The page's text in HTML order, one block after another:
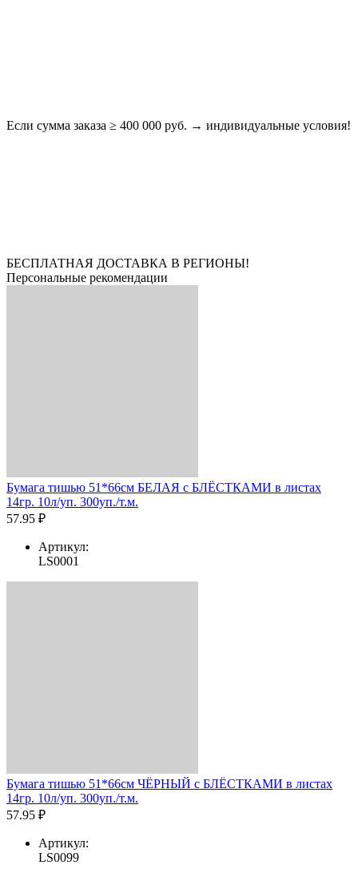
Если сумма заказа ≥ 400 000 руб. → индивидуальные условия!
БЕСПЛАТНАЯ ДОСТАВКА В РЕГИОНЫ!
Персональные рекомендации
Бумага тишью 51*66см БЕЛАЯ с БЛЁСТКАМИ в листах
14гр. 10л/уп. 300уп./т.м.
57.95 ₽
Артикул:
LS0001
Бумага тишью 51*66см ЧЁРНЫЙ с БЛЁСТКАМИ в листах
14гр. 10л/уп. 300уп./т.м.
57.95 ₽
Артикул:
LS0099